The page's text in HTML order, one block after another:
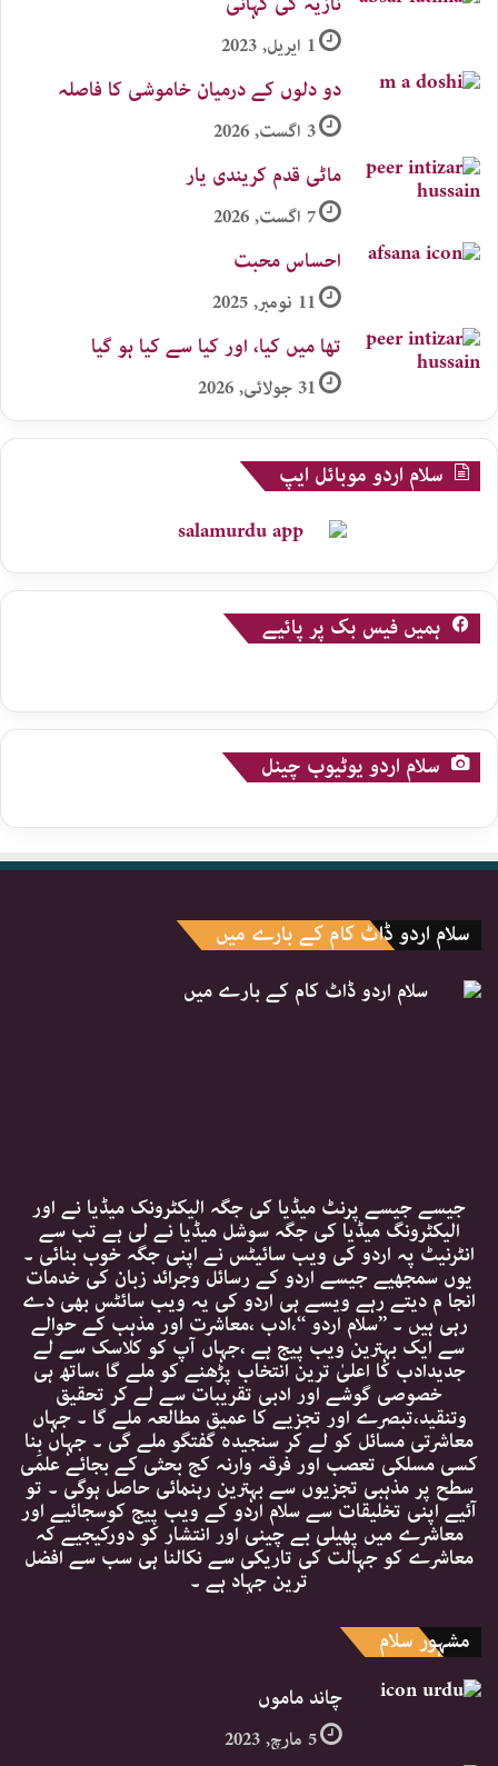
1 اپریل, 2023
دو دلوں کے درمیان خاموشی کا فاصلہ
3 اگست, 2026
ماٹی قدم کریندی یار
7 اگست, 2026
احساس محبت
11 نومبر, 2025
تھا میں کیا، اور کیا سے کیا ہو گیا
31 جولائی, 2026
سلام اردو موبائل ایپ
ہمیں فیس بک پر پائیے
سلام اردو یوٹیوب چینل
سلام اردو ڈاٹ کام کے بارے میں
جیسے جیسے پرنٹ میڈیا کی جگہ الیکٹرونک میڈیا نے اور
الیکٹرونگ میڈیا کی جگہ سوشل میڈیا نے لی ہے تب سے
انٹرنیٹ پہ اردو کی ویب سائیٹس نے اپنی جگہ خوب بنائی ۔
یوں سمجھیے جیسے اردو کے رسائل وجرائد زبان کی خدمات
انجا م دیتے رہے ویسے ہی اردو کی یہ ویب سائٹس بھی دے
رہی ہیں ۔ ’’سلام اردو ‘‘،ادب ،معاشرت اور مذہب کے حوالے
سے ایک بہترین ویب پیج ہے ،جہاں آپ کو کلاسک سے لے
جدیدادب کا اعلیٰ ترین انتخاب پڑھنے کو ملے گا ،ساتھ ہی
خصوصی گوشے اور ادبی تقریبات سے لے کر تحقیق
وتنقید،تبصرے اور تجزیے کا عمیق مطالعہ ملے گا ۔ جہاں
معاشرتی مسائل کو لے کر سنجیدہ گفتگو ملے گی ۔ جہاں بِنا
کسی مسلکی تعصب اور فرقہ وارنہ کج بحثی کے بجائے علمی
سطح پر مذہبی تجزیوں سے بہترین رہنمائی حاصل ہوگی ۔ تو
آئیے اپنی تخلیقات سے سلام اردو کے ویب پیج کوسجائیے اور
معاشرے میں پھیلی بے چینی اور انتشار کو دورکیجیے کہ
معاشرے کو جہالت کی تاریکی سے نکالنا ہی سب سے افضل
ترین جہاد ہے ۔
مشہور سلام
چاند ماموں
5 مارچ, 2023